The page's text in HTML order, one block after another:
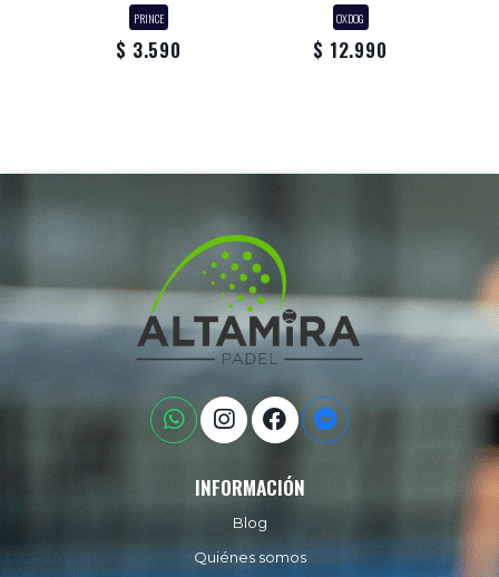
PRINCE
$ 3.590
OXDOG
$ 12.990
INFORMACIÓN
Blog
Quiénes somos